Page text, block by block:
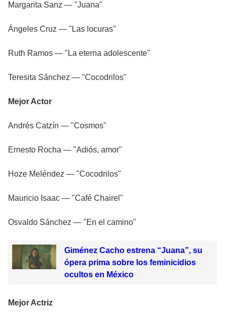
Margarita Sanz — "Juana"
Ángeles Cruz — "Las locuras"
Ruth Ramos — "La eterna adolescente"
Teresita Sánchez — "Cocodrilos"
Mejor Actor
Andrés Catzín — "Cosmos"
Ernesto Rocha — "Adiós, amor"
Hoze Meléndez — "Cocodrilos"
Mauricio Isaac — "Café Chairel"
Osvaldo Sánchez — "En el camino"
Giménez Cacho estrena “Juana”, su
ópera prima sobre los feminicidios
ocultos en México
Mejor Actriz